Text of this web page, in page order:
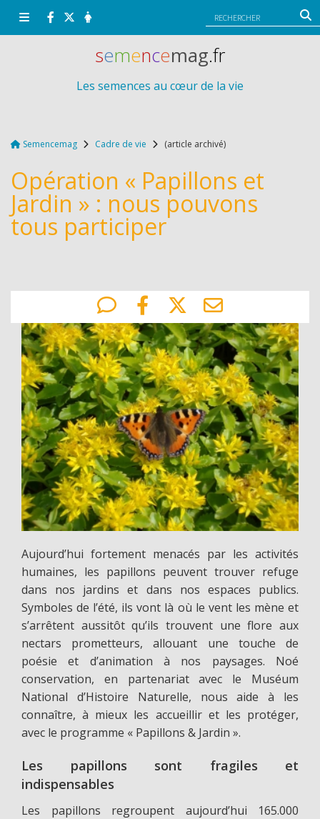
Semencemag Cadre de vie (article archivé)
Opération « Papillons et
Jardin » : nous pouvons
tous participer
Aujourd’hui fortement menacés par les activités
humaines, les papillons peuvent trouver refuge
dans nos jardins et dans nos espaces publics.
Symboles de l’été, ils vont là où le vent les mène et
s’arrêtent aussitôt qu’ils trouvent une flore aux
nectars prometteurs, allouant une touche de
poésie et d’animation à nos paysages. Noé
conservation, en partenariat avec le Muséum
National d’Histoire Naturelle, nous aide à les
connaître, à mieux les accueillir et les protéger,
avec le programme « Papillons & Jardin ».
Les papillons sont fragiles et
indispensables
Les papillons regroupent aujourd’hui 165.000
semencemag.fr
Les semences au cœur de la vie
Panneau de gestion des cookies